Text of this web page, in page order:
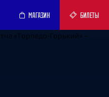
МАГАЗИН БИЛЕТЫ